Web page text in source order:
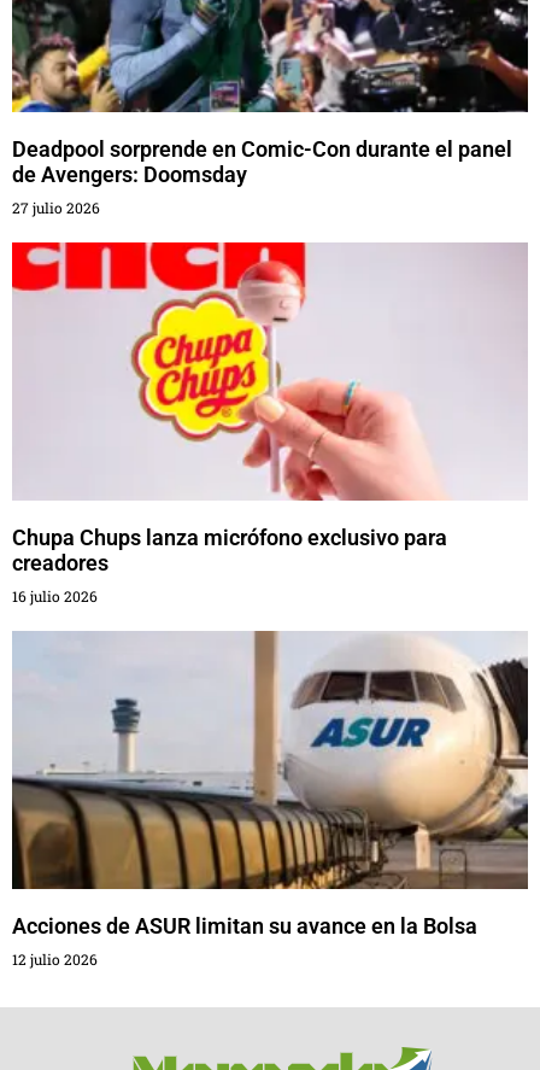
Deadpool sorprende en Comic-Con durante el panel
de Avengers: Doomsday
27 julio 2026
Chupa Chups lanza micrófono exclusivo para
creadores
16 julio 2026
Acciones de ASUR limitan su avance en la Bolsa
12 julio 2026